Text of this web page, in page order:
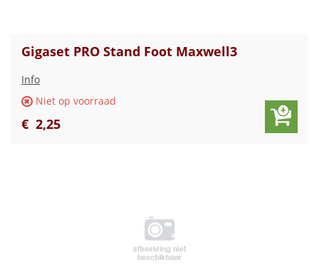
Gigaset PRO Stand Foot Maxwell3
Info
Niet op voorraad
€ 2,25